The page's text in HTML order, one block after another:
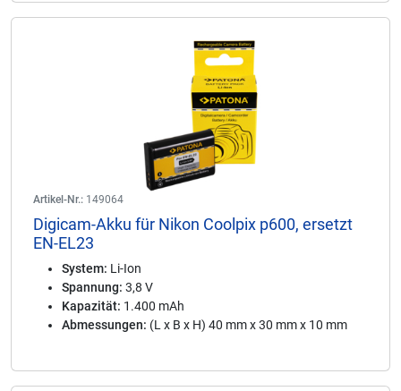
Artikel-Nr.: 149064
Digicam-Akku für Nikon Coolpix p600, ersetzt
EN-EL23
System: Li-Ion
Spannung: 3,8 V
Kapazität: 1.400 mAh
Abmessungen: (L x B x H) 40 mm x 30 mm x 10 mm